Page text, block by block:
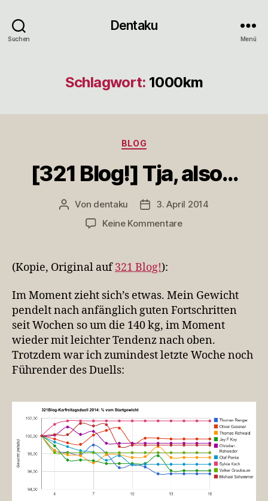
Suchen
Dentaku
Menü
Schlagwort: 1000km
Kategorien
BLOG
[321 Blog!] Tja, also…
Beitragsautor
Von dentaku Veröffentlichungsdatum
3. April 2014
Keine Kommentarezu
(Kopie, Original auf321 Blog!):
Im Moment zieht sich’s etwas. Mein Gewicht
pendelt nach anfänglich guten Fortschritten
seit Wochen so um die 140 kg, im Moment
wieder mit leichter Tendenz nach oben.
Trotzdem war ich zumindest letzte Woche noch
Führender des Duells: